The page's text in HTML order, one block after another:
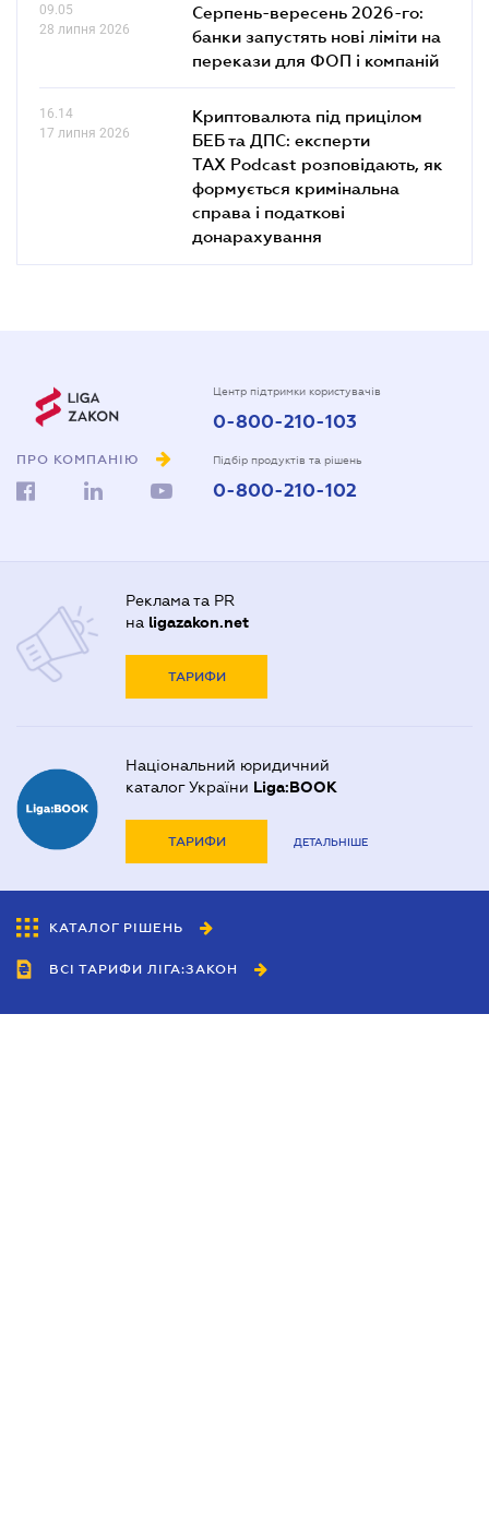
09.05
28 липня 2026
Серпень-вересень 2026-го:
банки запустять нові ліміти на
перекази для ФОП і компаній
16.14
17 липня 2026
Криптовалюта під прицілом
БЕБ та ДПС: експерти
TAX Podcast розповідають, як
формується кримінальна
справа і податкові
донарахування
ПРО КОМПАНІЮ
Центр підтримки користувачів
0-800-210-103
Підбір продуктів та рішень
0-800-210-102
Реклама та PR
на ligazakon.net
ТАРИФИ
Національний юридичний
каталог України Liga:BOOK
ТАРИФИ ДЕТАЛЬНІШЕ
КАТАЛОГ РІШЕНЬ
ВСІ ТАРИФИ ЛІГА:ЗАКОН